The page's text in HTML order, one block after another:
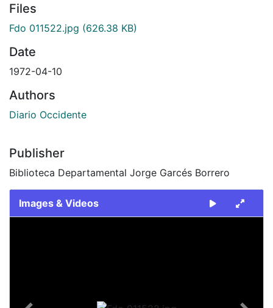
Files
Fdo 011522.jpg (626.38 KB)
Date
1972-04-10
Authors
Diario Occidente
Publisher
Biblioteca Departamental Jorge Garcés Borrero
Images & Videos